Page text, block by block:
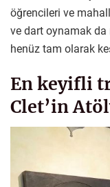
öğrencileri ve
ve dart oynamak
henüz tam olarak
En keyifli
Clet’in